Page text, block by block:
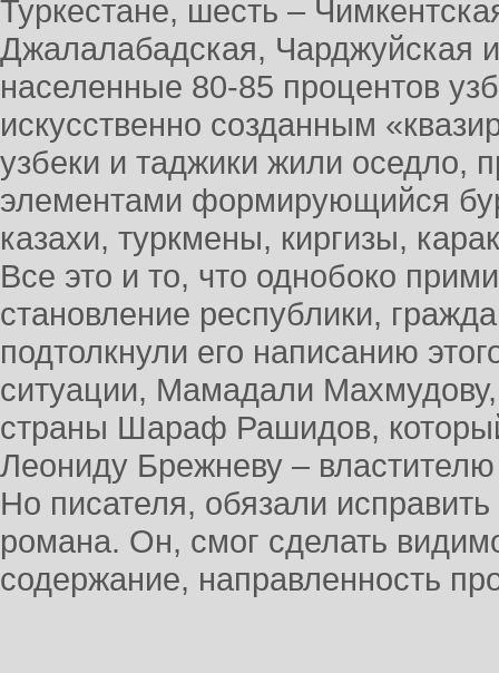
Туркестане, шесть –
Джалалабадская, Чарджуйская
населенные 80-85 процентов
искусственно созданным
узбеки и таджики жили оседло,
элементами формирующийся
казахи, туркмены, киргизы,
Все это и то, что однобоко
становление республики,
подтолкнули его написанию
ситуации, Мамадали Махмудову,
страны Шараф Рашидов,
Леониду Брежневу –
Но писателя, обязали
романа. Он, смог сделать
содержание, направленность